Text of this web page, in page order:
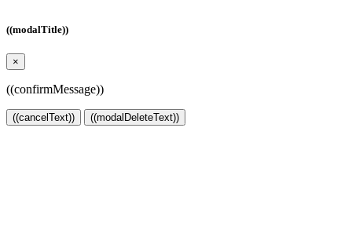
((modalTitle))
×
((confirmMessage))
((cancelText)) ((modalDeleteText))